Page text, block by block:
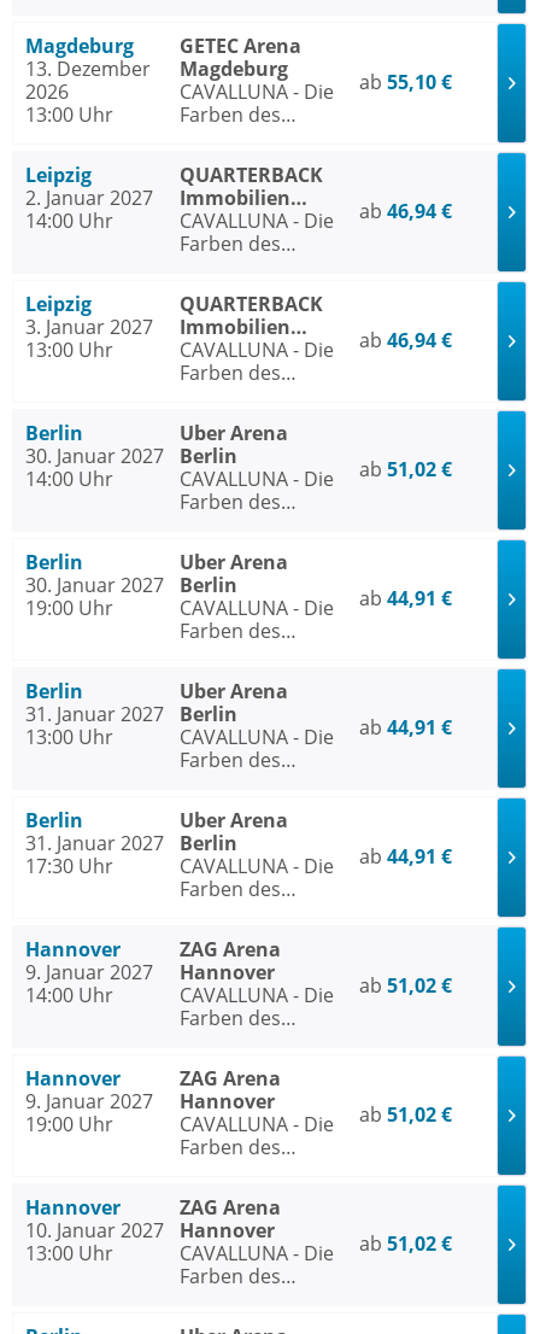
Magdeburg
13. Dezember
2026
13:00 Uhr
GETEC Arena
Magdeburg
CAVALLUNA - Die
Farben des
ab 55,10 €
Leipzig
2. Januar 2027
14:00 Uhr
QUARTERBACK
Immobilien
ARENA Leipzig
CAVALLUNA - Die
Farben des
ab 46,94 €
Leipzig
3. Januar 2027
13:00 Uhr
QUARTERBACK
Immobilien
ARENA Leipzig
CAVALLUNA - Die
Farben des
ab 46,94 €
Berlin
30. Januar 2027
14:00 Uhr
Uber Arena
Berlin
CAVALLUNA - Die
Farben des
ab 51,02 €
Berlin
30. Januar 2027
19:00 Uhr
Uber Arena
Berlin
CAVALLUNA - Die
Farben des
ab 44,91 €
Berlin
31. Januar 2027
13:00 Uhr
Uber Arena
Berlin
CAVALLUNA - Die
Farben des
ab 44,91 €
Berlin
31. Januar 2027
17:30 Uhr
Uber Arena
Berlin
CAVALLUNA - Die
Farben des
ab 44,91 €
Hannover
9. Januar 2027
14:00 Uhr
ZAG Arena
Hannover
CAVALLUNA - Die
Farben des
ab 51,02 €
Hannover
9. Januar 2027
19:00 Uhr
ZAG Arena
Hannover
CAVALLUNA - Die
Farben des
ab 51,02 €
Hannover
10. Januar 2027
13:00 Uhr
ZAG Arena
Hannover
CAVALLUNA - Die
Farben des
ab 51,02 €